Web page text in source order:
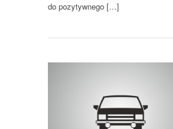
do pozytywnego […]